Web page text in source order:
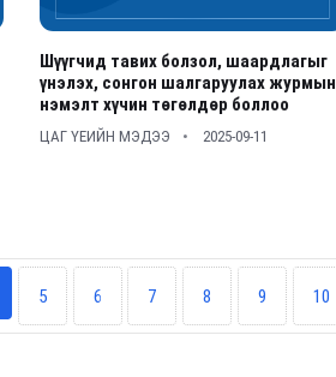
Шүүгчид тавих болзол, шаардлагыг
үнэлэх, сонгон шалгаруулах журмын
нэмэлт хүчин төгөлдөр боллоо
ЦАГ ҮЕИЙН МЭДЭЭ 2025-09-11
5 6 7 8 9 10